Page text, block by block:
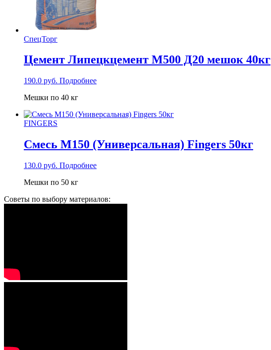
СпецТорг
Цемент Липецкцемент М500 Д20 мешок 40кг
190.0 руб. Подробнее
Мешки по 40 кг
FINGERS
Смесь М150 (Универсальная) Fingers 50кг
130.0 руб. Подробнее
Мешки по 50 кг
Советы по выбору материалов: